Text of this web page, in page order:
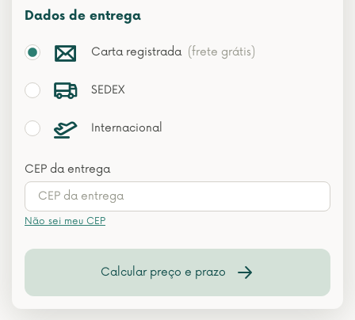
Dados de entrega
Carta registrada (frete grátis)
SEDEX
Internacional
CEP da entrega
Não sei meu CEP
Calcular preço e prazo